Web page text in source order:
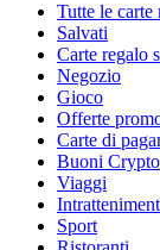
Tutte le carte
Salvati
Carte regalo
Negozio
Gioco
Offerte
Carte di
Buoni Crypto
Viaggi
Sport